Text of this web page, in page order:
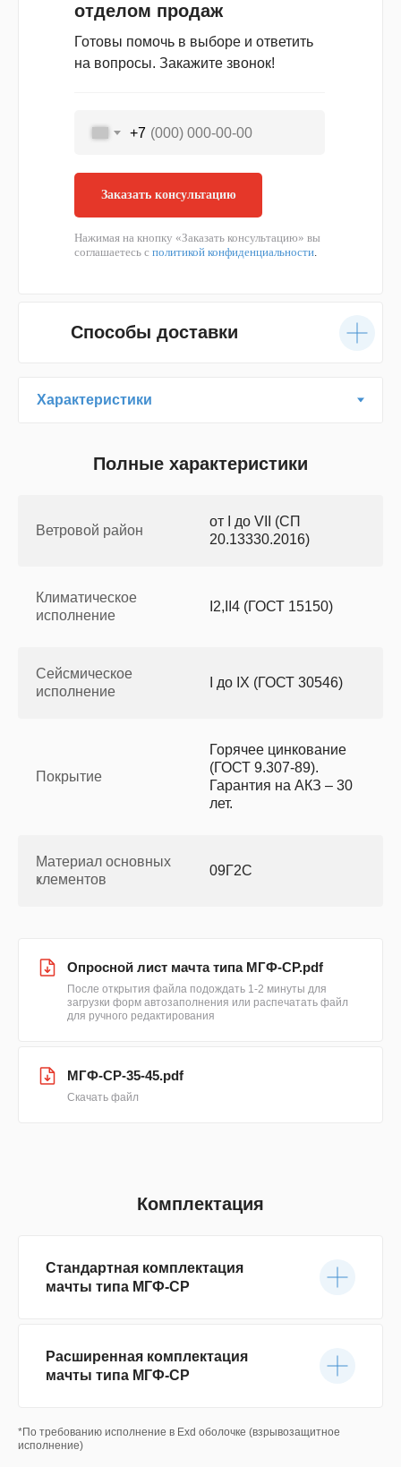
+7
Заказать консультацию
Нажимая на кнопку «Заказать консультацию» вы
соглашаетесь с политикой конфиденциальности.
отделом продаж
Готовы помочь в выборе и ответить
на вопросы. Закажите звонок!
Способы доставки
Полные характеристики
Ветровой район
от I до VII (СП
20.13330.2016)
Климатическое
исполнение
I2,II4 (ГОСТ 15150)
Сейсмическое
исполнение
I до IX (ГОСТ 30546)
Покрытие
Горячее цинкование
(ГОСТ 9.307-89).
Гарантия на АКЗ – 30
лет.
Материал основных
ҝлементов
09Г2С
Опросной лист мачта типа МГФ-СР.pdf
После открытия файла подождать 1-2 минуты для
загрузки форм автозаполнения или распечатать файл
для ручного редактирования
МГФ-СР-35-45.pdf
Скачать файл
Комплектация
Стандартная комплектация
мачты типа МГФ-СР
Расширенная комплектация
мачты типа МГФ-СР
*По требованию исполнение в Exd оболочке (взрывозащитное
исполнение)